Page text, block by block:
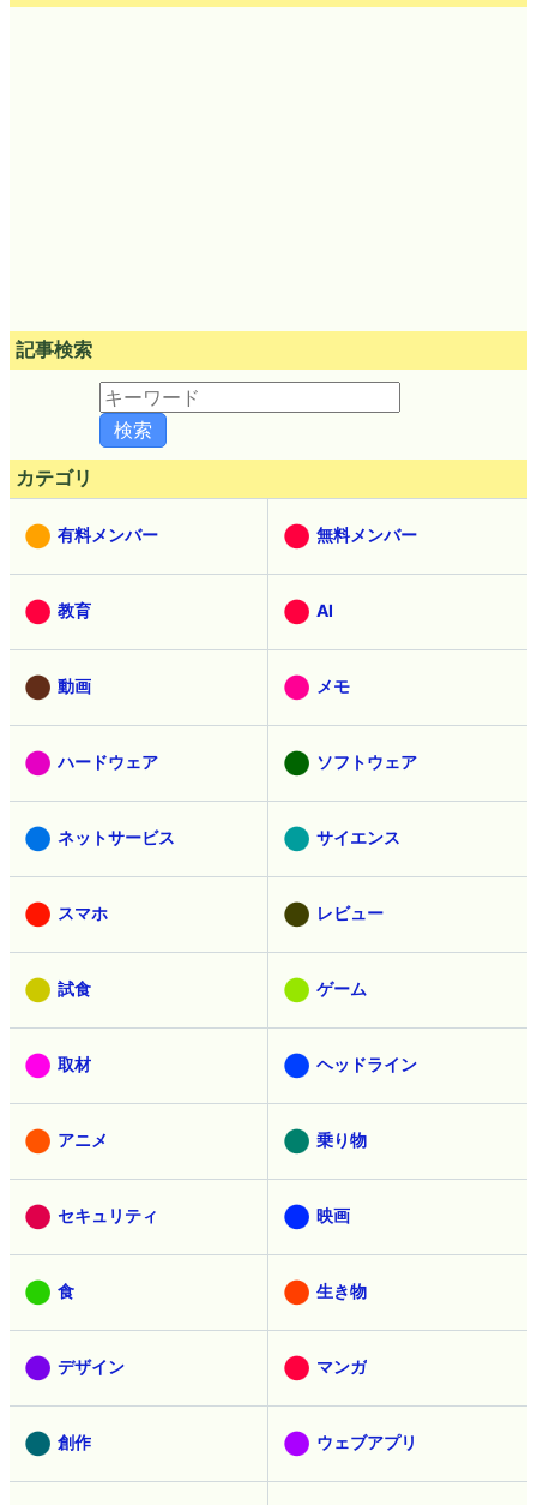
記事検索
カテゴリ
有料メンバー 無料メンバー
教育 AI
動画 メモ
ハードウェア ソフトウェア
ネットサービス サイエンス
スマホ レビュー
試食 ゲーム
取材 ヘッドライン
アニメ 乗り物
セキュリティ 映画
食 生き物
デザイン マンガ
創作 ウェブアプリ